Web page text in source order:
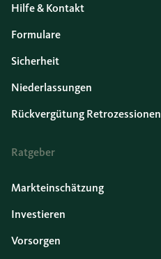
Hilfe & Kontakt
Formulare
Sicherheit
Niederlassungen
Rückvergütung Retrozessionen
Ratgeber
Markteinschätzung
Investieren
Vorsorgen